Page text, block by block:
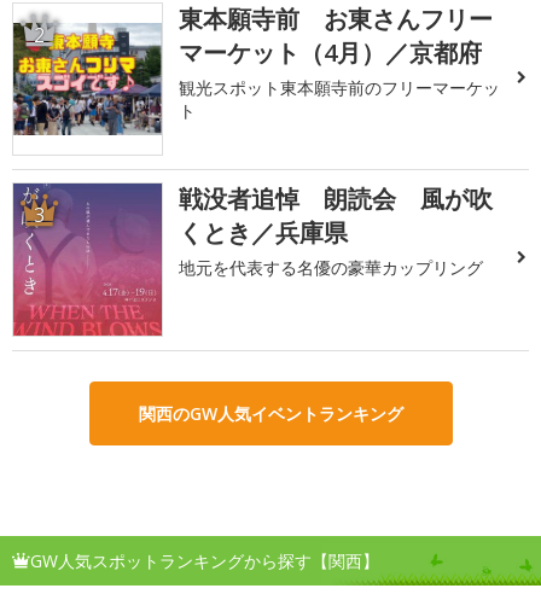
2
東本願寺前 お東さんフリー
マーケット（4月）／京都府
観光スポット東本願寺前のフリーマーケッ
ト
3
戦没者追悼 朗読会 風が吹
くとき／兵庫県
地元を代表する名優の豪華カップリング
関西のGW人気イベントランキング
GW人気スポットランキングから探す【関西】